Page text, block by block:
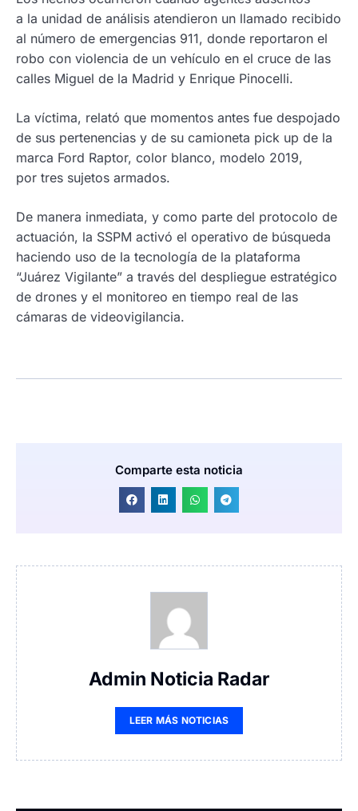
a la unidad de análisis atendieron un llamado recibido
al número de emergencias 911, donde reportaron el
robo con violencia de un vehículo en el cruce de las
calles Miguel de la Madrid y Enrique Pinocelli.
La víctima, relató que momentos antes fue despojado
de sus pertenencias y de su camioneta pick up de la
marca Ford Raptor, color blanco, modelo 2019,
por tres sujetos armados.
De manera inmediata, y como parte del protocolo de
actuación, la SSPM activó el operativo de búsqueda
haciendo uso de la tecnología de la plataforma
“Juárez Vigilante” a través del despliegue estratégico
de drones y el monitoreo en tiempo real de las
cámaras de videovigilancia.
Comparte esta noticia
Admin Noticia Radar
LEER MÁS NOTICIAS